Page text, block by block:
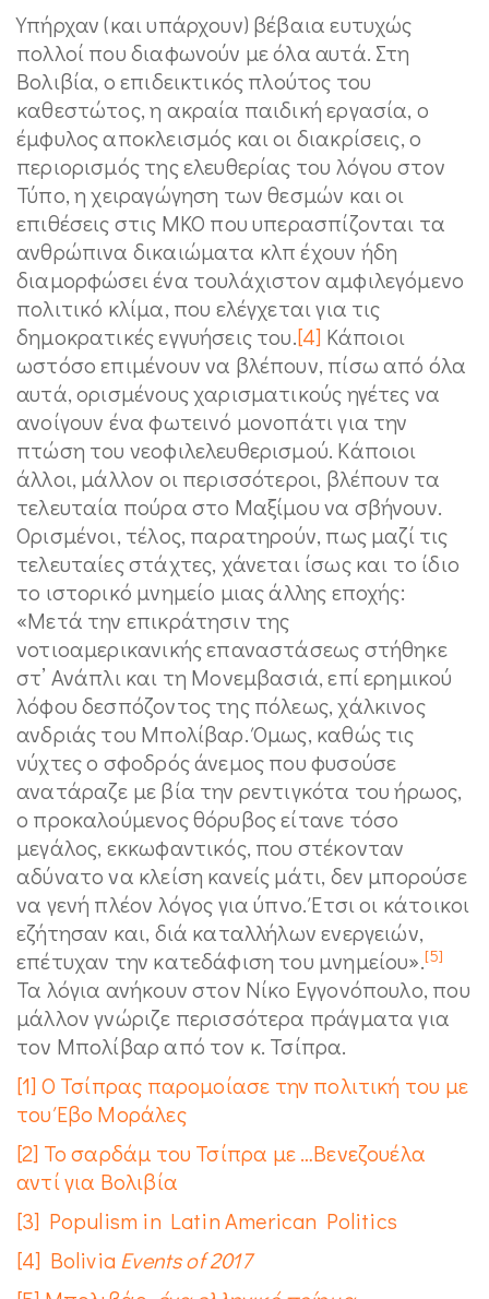
Υπήρχαν (και υπάρχουν) βέβαια ευτυχώς
πολλοί που διαφωνούν με όλα αυτά. Στη
Βολιβία, ο επιδεικτικός πλούτος του
καθεστώτος, η ακραία παιδική εργασία, ο
έμφυλος αποκλεισμός και οι διακρίσεις, ο
περιορισμός της ελευθερίας του λόγου στον
Τύπο, η χειραγώγηση των θεσμών και οι
επιθέσεις στις ΜΚΟ που υπερασπίζονται τα
ανθρώπινα δικαιώματα κλπ έχουν ήδη
διαμορφώσει ένα τουλάχιστον αμφιλεγόμενο
πολιτικό κλίμα, που ελέγχεται για τις
δημοκρατικές εγγυήσεις του.[4] Κάποιοι
ωστόσο επιμένουν να βλέπουν, πίσω από όλα
αυτά, ορισμένους χαρισματικούς ηγέτες να
ανοίγουν ένα φωτεινό μονοπάτι για την
πτώση του νεοφιλελευθερισμού. Κάποιοι
άλλοι, μάλλον οι περισσότεροι, βλέπουν τα
τελευταία πούρα στο Μαξίμου να σβήνουν.
Ορισμένοι, τέλος, παρατηρούν, πως μαζί τις
τελευταίες στάχτες, χάνεται ίσως και το ίδιο
το ιστορικό μνημείο μιας άλλης εποχής:
«Μετά την επικράτησιν της
νοτιοαμερικανικής επαναστάσεως στήθηκε
στ’ Ανάπλι και τη Μονεμβασιά, επί ερημικού
λόφου δεσπόζοντος της πόλεως, χάλκινος
ανδριάς του Μπολίβαρ. Όμως, καθώς τις
νύχτες ο σφοδρός άνεμος που φυσούσε
ανατάραζε με βία την ρεντιγκότα του ήρωος,
ο προκαλούμενος θόρυβος είτανε τόσο
μεγάλος, εκκωφαντικός, που στέκονταν
αδύνατο να κλείση κανείς μάτι, δεν μπορούσε
να γενή πλέον λόγος για ύπνο. Έτσι οι κάτοικοι
εζήτησαν και, διά καταλλήλων ενεργειών,
επέτυχαν την κατεδάφιση του μνημείου».[5]
Τα λόγια ανήκουν στον Νίκο Εγγονόπουλο, που
μάλλον γνώριζε περισσότερα πράγματα για
τον Μπολίβαρ από τον κ. Τσίπρα.
[1] Ο Τσίπρας παρομοίασε την πολιτική του με
του Έβο Μοράλες
[2] Το σαρδάμ του Τσίπρα με …Βενεζουέλα
αντί για Βολιβία
[3] Populism in Latin American Politics
[4] Bolivia Eventsof2017